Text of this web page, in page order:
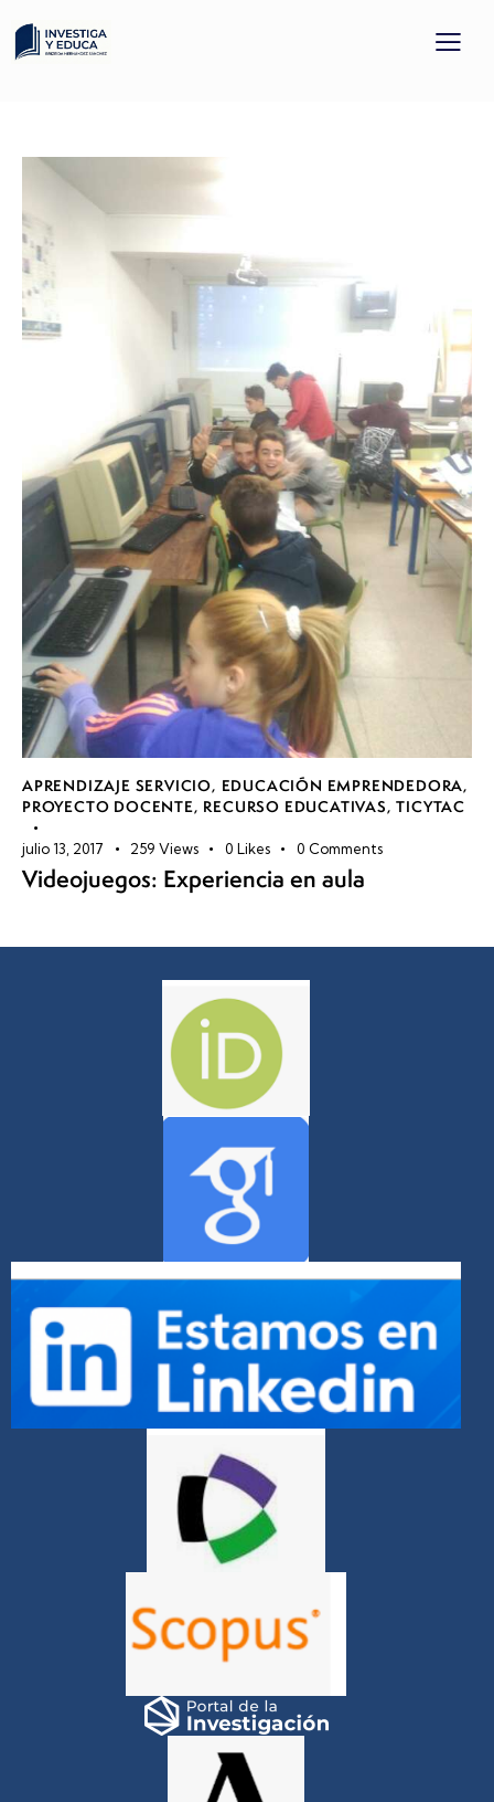
APRENDIZAJE SERVICIO, EDUCACIÓN EMPRENDEDORA,
PROYECTO DOCENTE, RECURSO EDUCATIVAS,TICYTAC
julio 13, 2017 259 Views 0 Likes 0 Comments
Videojuegos: Experiencia en aula